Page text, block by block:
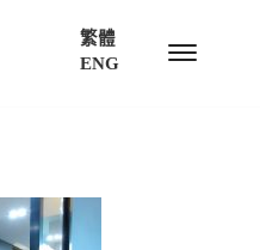
繁體
ENG